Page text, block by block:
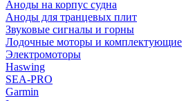
Аноды на корпус судна
Аноды для транцевых плит
Звуковые сигналы и горны
Лодочные моторы и комплектующие
Электромоторы
Haswing
SEA-PRO
Garmin